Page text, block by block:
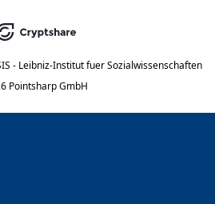
- Leibniz-Institut fuer Sozialwissenschaften
Pointsharp GmbH